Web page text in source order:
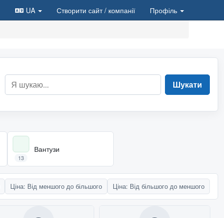
UA Створити сайт/ компанії
Профіль
Шукати
Вантузи
13
Ціна: Від меншого до більшого Ціна: Від більшого до меншого